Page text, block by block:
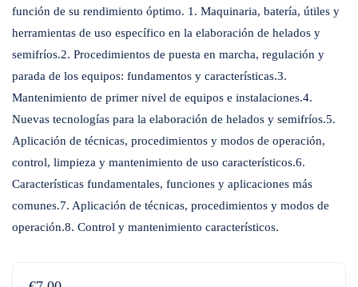
función de su rendimiento óptimo. 1. Maquinaria, batería, útiles y
herramientas de uso específico en la elaboración de helados y
semifríos.2. Procedimientos de puesta en marcha, regulación y
parada de los equipos: fundamentos y características.3.
Mantenimiento de primer nivel de equipos e instalaciones.4.
Nuevas tecnologías para la elaboración de helados y semifríos.5.
Aplicación de técnicas, procedimientos y modos de operación,
control, limpieza y mantenimiento de uso característicos.6.
Características fundamentales, funciones y aplicaciones más
comunes.7. Aplicación de técnicas, procedimientos y modos de
operación.8. Control y mantenimiento característicos.